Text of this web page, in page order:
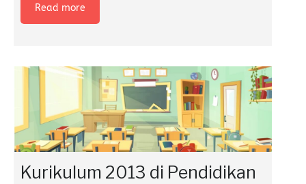
Read more
Kurikulum 2013 di Pendidikan